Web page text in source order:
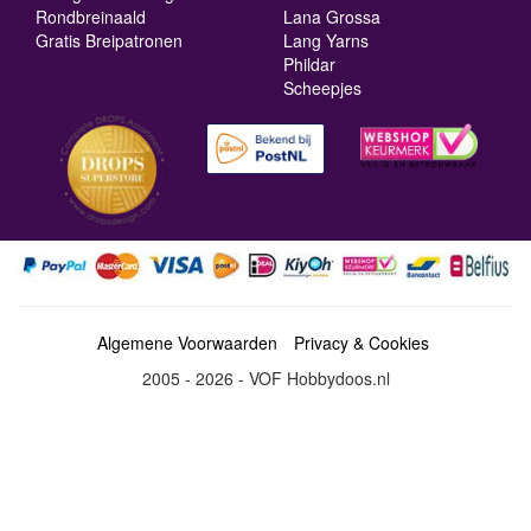
Rondbreinaald
Gratis Breipatronen
Lana Grossa
Lang Yarns
Phildar
Scheepjes
Algemene Voorwaarden
Privacy & Cookies
2005 - 2026 - VOF Hobbydoos.nl